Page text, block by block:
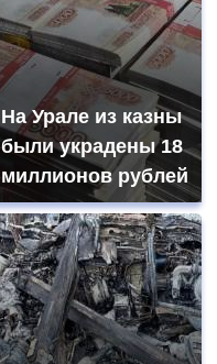
На Урале из казны
были украдены 18
миллионов рублей